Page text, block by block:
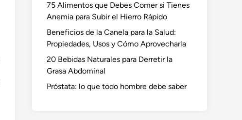
75 Alimentos que Debes Comer si Tienes
Anemia para Subir el Hierro Rápido
Beneficios de la Canela para la Salud:
Propiedades, Usos y Cómo Aprovecharla
20 Bebidas Naturales para Derretir la
Grasa Abdominal
Próstata: lo que todo hombre debe saber